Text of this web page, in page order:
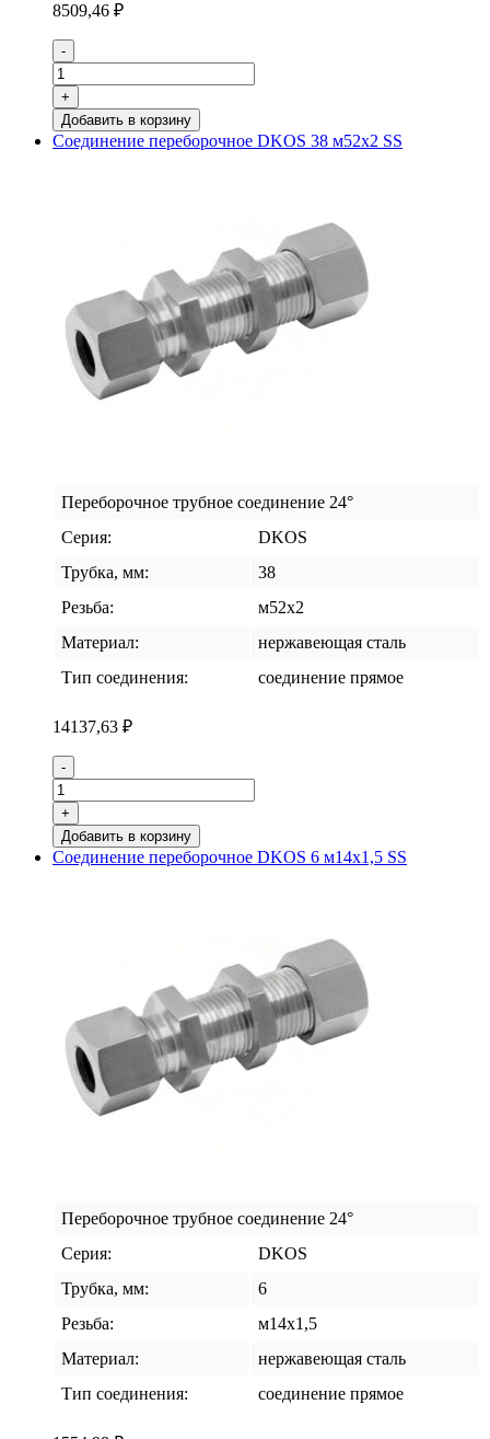
8509,46 ₽
Количество
товара
Соединение
переборочное
DKOS
30
-
+
Добавить в корзину
Соединение переборочное DKOS 38 м52х2 SS
Переборочное трубное соединение 24°
Серия:
DKOS
Трубка, мм:
38
Резьба:
м52х2
Материал:
нержавеющая сталь
Тип соединения:
соединение прямое
14137,63 ₽
Количество
товара
Соединение
переборочное
DKOS
38
-
+
Добавить в корзину
Соединение переборочное DKOS 6 м14х1,5 SS
Переборочное трубное соединение 24°
Серия:
DKOS
Трубка, мм:
6
Резьба:
м14х1,5
Материал:
нержавеющая сталь
Тип соединения:
соединение прямое